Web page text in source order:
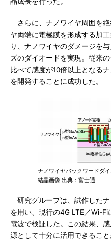
さらに、ナノワイヤ周囲を
ヤ両端に電極膜を形成する加
り、ナノワイヤのダメージを
ズのダイオードを実現。従来
比べて感度が10倍以上となる
を開発することに成功した。
ナノワイヤバックワードダ
結晶画像 出典：富士通
研究グループは、試作した
を用い、現行の4G LTE／Wi-
電波で検証した。この結果、
源として十分に活用できるこ